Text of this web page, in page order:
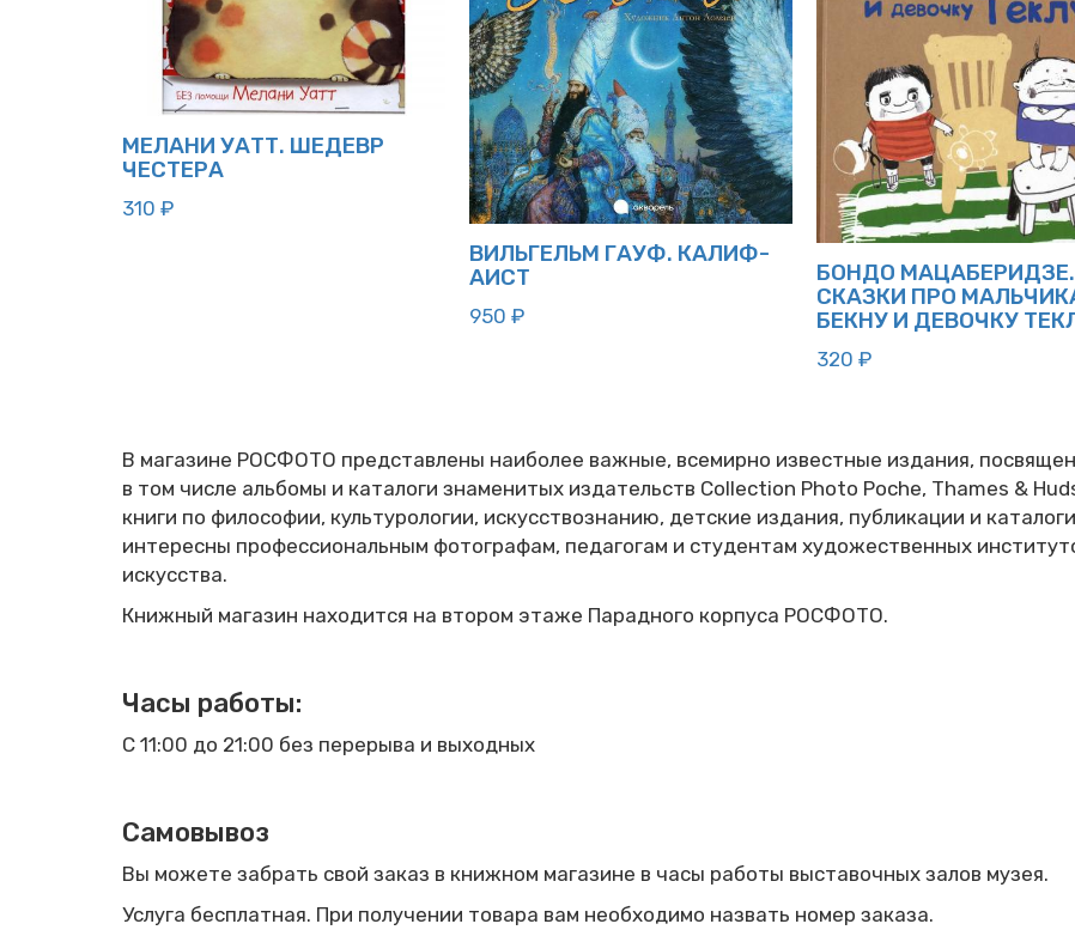
МЕЛАНИ УАТТ. ШЕДЕВР
ЧЕСТЕРА
310 ₽
БОНДО МАЦАБЕРИДЗЕ.
СКАЗКИ ПРО
БЕКНУ И ДЕВОЧКУ
320 ₽
ВИЛЬГЕЛЬМ ГАУФ. КАЛИФ-
АИСТ
950 ₽
В магазине РОСФОТО представлены наиболее важные, всемирно известные издания,
в том числе альбомы и каталоги знаменитых издательств Collection Photo Poche, Thames &
книги по философии, культурологии, искусствознанию, детские издания, публикации и
интересны профессиональным фотографам, педагогам и студентам художественных
искусства.
Книжный магазин находится на втором этаже Парадного корпуса РОСФОТО.
Часы работы:
С 11:00 до 21:00 без перерыва и выходных
Самовывоз
Вы можете забрать свой заказ в книжном магазине в часы работы выставочных залов музея.
Услуга бесплатная. При получении товара вам необходимо назвать номер заказа.